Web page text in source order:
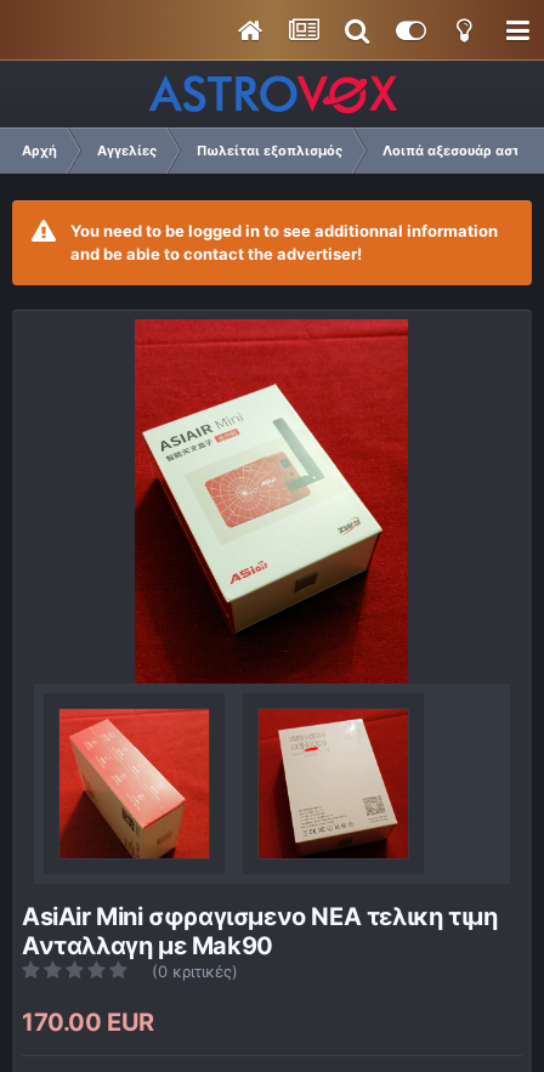
Αρχή Αγγελίες Πωλείται εξοπλισμός Λοιπά αξεσουάρ
You need to be logged in to see additionnal information
and be able to contact the advertiser!
AsiAir Mini σφραγισμενο ΝΕΑ τελικη τιμη
Ανταλλαγη με Mak90
(0 κριτικές)
170.00 EUR